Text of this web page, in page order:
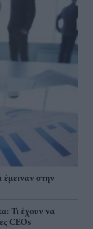
στην
Τι έχουν να
CEOs